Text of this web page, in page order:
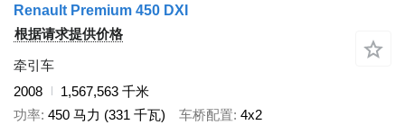
Renault Premium 450 DXI
根据请求提供价格
牵引车
2008
1,567,563 千米
功率 450 马力 (331 千瓦) 车桥配置 4x2